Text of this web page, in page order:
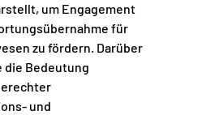
um Engagement
für
zu fördern. Darüber
die Bedeutung
und